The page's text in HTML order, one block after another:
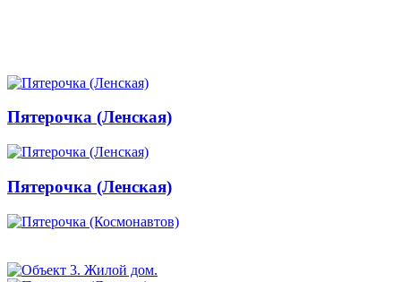
Пятерочка (Ленская)
Пятерочка (Ленская)